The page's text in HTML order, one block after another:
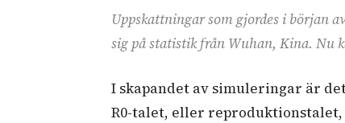
Uppskattningar som gjordes i början
sig på statistik från Wuhan, Kina. Nu
I skapandet av simuleringar är
R0-talet, eller